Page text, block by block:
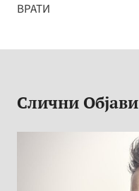
ВРАТИ
Слични Објави